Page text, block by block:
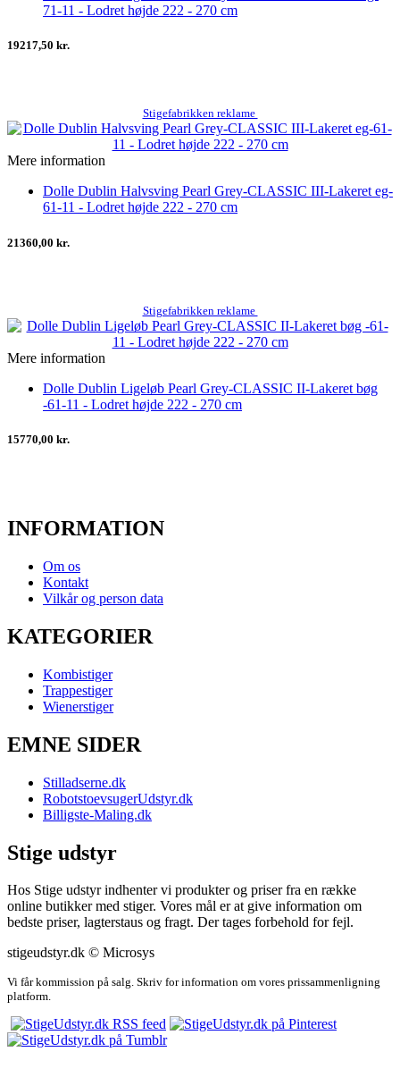
71-11 - Lodret højde 222 - 270 cm
19217,50 kr.
Stigefabrikken reklame
Mere information
Dolle Dublin Halvsving Pearl Grey-CLASSIC III-Lakeret eg-
61-11 - Lodret højde 222 - 270 cm
21360,00 kr.
Stigefabrikken reklame
Mere information
Dolle Dublin Ligeløb Pearl Grey-CLASSIC II-Lakeret bøg
-61-11 - Lodret højde 222 - 270 cm
15770,00 kr.
INFORMATION
Om os
Kontakt
Vilkår og person data
KATEGORIER
Kombistiger
Trappestiger
Wienerstiger
EMNE SIDER
Stilladserne.dk
RobotstoevsugerUdstyr.dk
Billigste-Maling.dk
Stige udstyr
Hos Stige udstyr indhenter vi produkter og priser fra en række
online butikker med stiger. Vores mål er at give information om
bedste priser, lagterstaus og fragt. Der tages forbehold for fejl.
stigeudstyr.dk © Microsys
Vi får kommission på salg. Skriv for information om vores prissammenligning
platform.